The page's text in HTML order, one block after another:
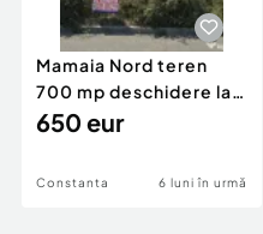
Mamaia Nord teren
700 mp deschidere la
D24 si D25
650 eur
Constanta 6 luni în urmă